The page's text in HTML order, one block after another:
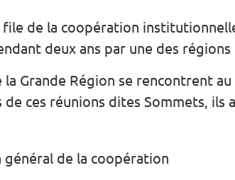
file de la coopération
deux ans par une des
Grande Région se rencontrent
ces réunions dites Sommets,
général de la coopération